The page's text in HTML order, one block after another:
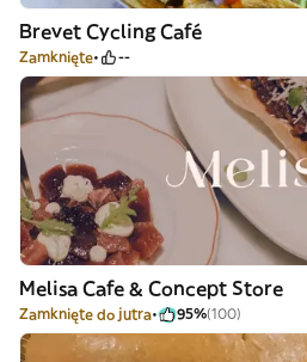
Brevet Cycling Café
Zamknięte --
Melisa Cafe & Concept Store
Zamknięte do jutra 95%(100)